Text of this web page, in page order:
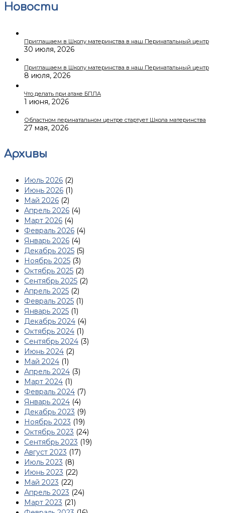
Новости
Приглашаем в Школу материнства в наш Перинатальный центр
30 июля, 2026
Приглашаем в Школу материнства в наш Перинатальный центр
8 июля, 2026
Что делать при атаке БПЛА
1 июня, 2026
Областном перинатальном центре стартует Школа материнства
27 мая, 2026
Архивы
Июль 2026 (2)
Июнь 2026 (1)
Май 2026 (2)
Апрель 2026 (4)
Март 2026 (4)
Февраль 2026 (4)
Январь 2026 (4)
Декабрь 2025 (5)
Ноябрь 2025 (3)
Октябрь 2025 (2)
Сентябрь 2025 (2)
Апрель 2025 (2)
Февраль 2025 (1)
Январь 2025 (1)
Декабрь 2024 (4)
Октябрь 2024 (1)
Сентябрь 2024 (3)
Июнь 2024 (2)
Май 2024 (1)
Апрель 2024 (3)
Март 2024 (1)
Февраль 2024 (7)
Январь 2024 (4)
Декабрь 2023 (9)
Ноябрь 2023 (19)
Октябрь 2023 (24)
Сентябрь 2023 (19)
Август 2023 (17)
Июль 2023 (8)
Июнь 2023 (22)
Май 2023 (22)
Апрель 2023 (24)
Март 2023 (21)